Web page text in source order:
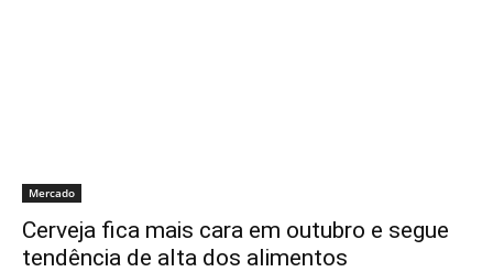
Mercado
Cerveja fica mais cara em outubro e segue
tendência de alta dos alimentos